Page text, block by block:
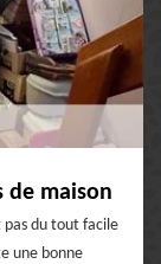
de maison
pas du tout facile
une bonne